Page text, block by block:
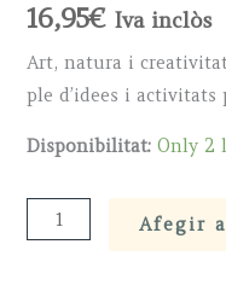
16,95€ Iva inclòs
Art, natura i
ple d’idees i
Disponibilitat: Only 2
Plans
eco
Afegir